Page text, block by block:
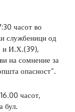
часот во
службеници од
и И.Х.(39),
на сомнение за
опасност“.
часот,
бул.